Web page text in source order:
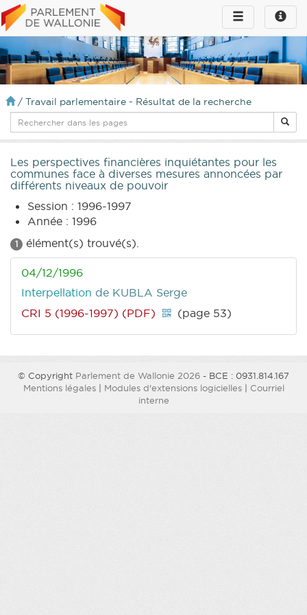
Toggle
infos
Toggle
navigation
/ Travail parlementaire - Résultat de la recherche
Les perspectives financières inquiétantes pour les
communes face à diverses mesures annoncées par
différents niveaux de pouvoir
Session : 1996-1997
Année : 1996
1 élément(s) trouvé(s).
04/12/1996
Interpellation de KUBLA Serge
CRI 5 (1996-1997) (PDF)
(page 53)
© Copyright Parlement de Wallonie 2026 - BCE : 0931.814.167
Mentions légales| Modules d'extensions logicielles| Courriel
interne